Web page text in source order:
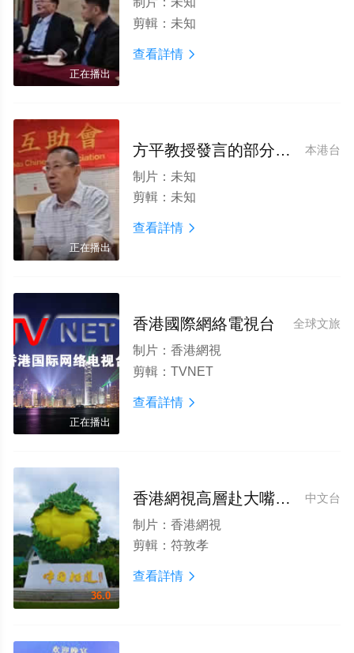
正在播出
剪輯： 未知
查看詳情 
正在播出
本港台
方平教授發言的部分視頻
制片： 未知
剪輯： 未知
查看詳情 
正在播出
全球文旅
香港國際網絡電視台
制片： 香港網視
剪輯： TVNET
查看詳情 
36.0
中文台
香港網視高層赴大嘴鳥榴蓮産區調研 共探臻品出海新機遇
制片： 香港網視
剪輯： 符敦孝
查看詳情 